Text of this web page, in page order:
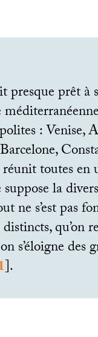
presque prêt
: Venise,
toutes en
la
ne s’est pas
qu’on
s’éloigne des
].